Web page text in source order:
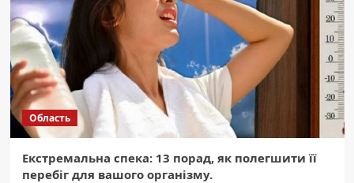
Область
Екстремальна спека: 13 порад, як полегшити її
перебіг для вашого організму.